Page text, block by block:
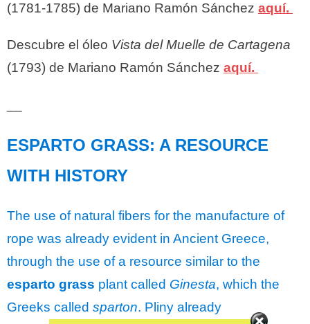
(1781-1785) de Mariano Ramón Sánchez aquí.
Descubre el óleo Vista del Muelle de Cartagena
(1793) de Mariano Ramón Sánchez aquí.
ESPARTO GRASS: A RESOURCE
WITH HISTORY
The use of natural fibers for the manufacture of
rope was already evident in Ancient Greece,
through the use of a resource similar to the
esparto grass plant called Ginesta, which the
Greeks called sparton. Pliny already
Set Youtube Channel ID